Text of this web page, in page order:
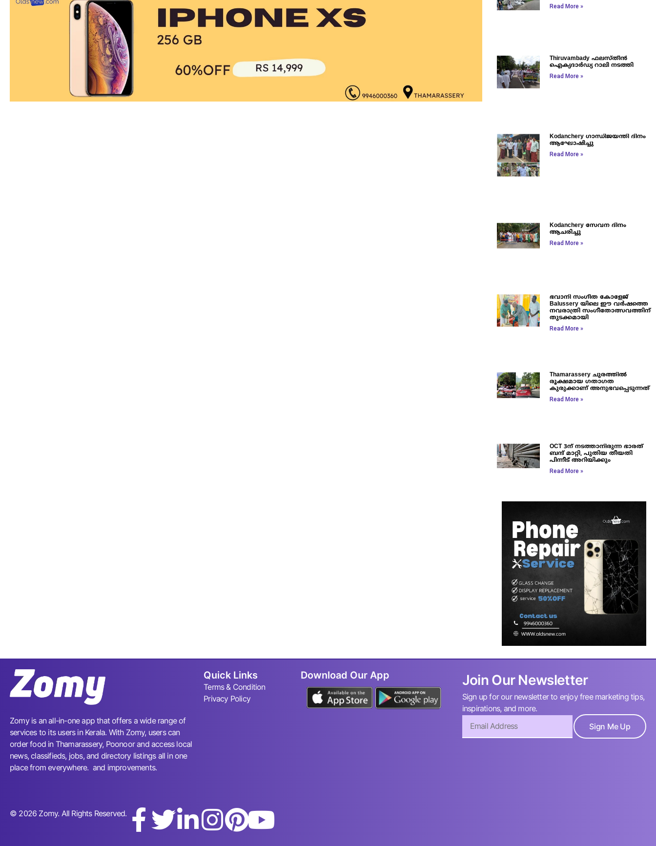
Read More »
Thiruvambady ഫലസ്തീൻ
ഐക്യദാർഡ്യ റാലി നടത്തി
Read More »
Kodanchery ഗാന്ധിജയന്തി ദിനം
ആഘോഷിച്ചു
Read More »
Kodanchery സേവന ദിനം
ആചരിച്ചു
Read More »
ഭവാനി സംഗീത കോളേജ്
Balussery യിലെ ഈ വർഷത്തെ
നവരാത്രി സംഗീതോത്സവത്തിന്
തുടക്കമായി
Read More »
Thamarassery ചുരത്തിൽ
രൂക്ഷമായ ഗതാഗത
കുരുക്കാണ് അനുഭവപ്പെടുന്നത്
Read More »
OCT 3ന് നടത്താനിരുന്ന ഭാരത്
ബന്ദ് മാറ്റി, പുതിയ തീയതി
പിന്നീട് അറിയിക്കും
Read More »
Zomy is an all-in-one app that offers a wide range of
services to its users in Kerala. With Zomy, users can
order food in Thamarassery, Poonoor and access local
news, classifieds, jobs, and directory listings all in one
place from everywhere. and improvements.
Quick Links
Terms & Condition
Privacy Policy
Download Our App Join Our Newsletter
Sign up for our newsletter to enjoy free marketing tips,
inspirations, and more.
Sign Me Up
© 2026 Zomy. All Rights Reserved.